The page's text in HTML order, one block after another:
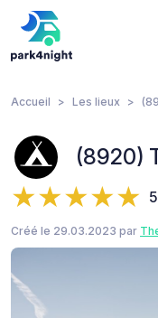
Accueil Les lieux
(8920)
Créé le 29.03.2023 par